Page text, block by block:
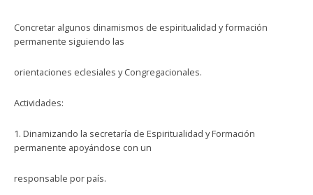
Concretar algunos dinamismos de espiritualidad y formación
permanente siguiendo las
orientaciones eclesiales y Congregacionales.
Actividades:
1. Dinamizando la secretaría de Espiritualidad y Formación
permanente apoyándose con un
responsable por país.